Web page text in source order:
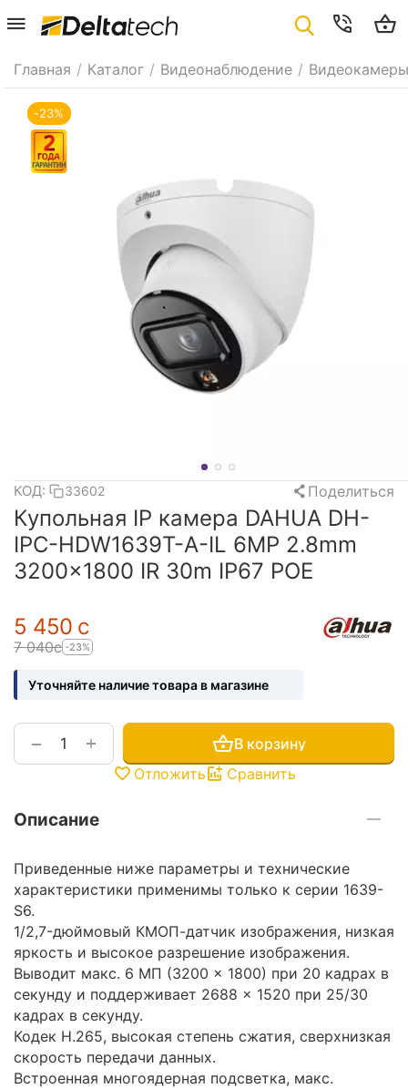
Главная / Каталог / Видеонаблюдение / Видеокамеры
-23%
КОД: 33602 Поделиться
Купольная IP камера DAHUA DH-
IPC-HDW1639T-A-IL 6MP 2.8mm
3200×1800 IR 30m IP67 POE
5 450 с
7 040с -23%
Уточняйте наличие товара в магазине
+
−
В корзину
Отложить
Сравнить
Описание
Приведенные ниже параметры и технические
характеристики применимы только к серии 1639-
S6.
1/2,7-дюймовый КМОП-датчик изображения, низкая
яркость и высокое разрешение изображения.
Выводит макс. 6 МП (3200 × 1800) при 20 кадрах в
секунду и поддерживает 2688 × 1520 при 25/30
кадрах в секунду.
Кодек H.265, высокая степень сжатия, сверхнизкая
скорость передачи данных.
Встроенная многоядерная подсветка, макс.